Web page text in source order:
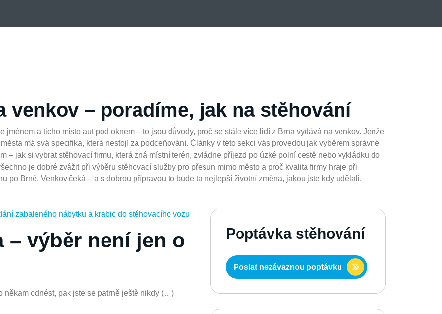
venkov – poradíme, jak na stěhování
jménem a ticho místo aut pod oknem – to jsou důvody, proč se stále více lidí z Brna vydává na venkov. Jenže
má svá specifika, která nestojí za podceňování. Články v této sekci vás provedou jak výběrem správné
– jak si vybrat stěhovací firmu, která zná místní terén, zvládne příjezd po úzké polní cestě nebo vykládku do
je dobré zvážit při výběru stěhovací služby pro přesun mimo město a proč kvalita firmy hraje při
po Brně. Venkov čeká – a s dobrou přípravou to bude ta nejlepší životní změna, jakou jste kdy udělali.
– výběr není jen o
někam odnést, pak jste se patrně ještě nikdy (…)
Poptávka stěhování
Poslat nezávaznou poptávku